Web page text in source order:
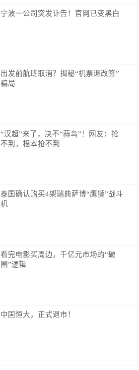
宁波一公司突发讣告！官网已变黑白
出发前航班取消？揭秘“机票退改签”
骗局
“汉超”来了，决不“蒜鸟”！网友：抢
不到，根本抢不到
泰国确认购买4架瑞典萨博“鹰狮”战斗
机
看完电影买周边，千亿元市场的“破
圈”逻辑
中国恒大，正式退市！